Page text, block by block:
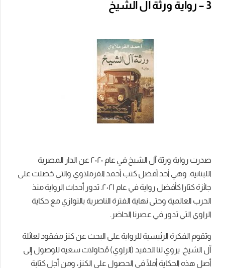
3 – رواية ورثة آل الشيخ
صدرت رواية ورثة آل الشيخ في عام ٢۰٢۰ عن الدار المصرية
اللبنانية. وهي أحد أفضل كتب أحمد القرملاوي والتي حَصلت على
جائزة كتارا كأفضل رواية في عام ٢۰٢١. تدور أحداث الرواية منذ
الحرب العالمية وحتى نهاية الفترة الناصرية بالتوازي مع حكاية
الراوي التي تدور في عصرنا الحاضر.
وتقوم الفكرة الرئيسية للرواية على البحث عن كنز مفقود لعائلة
آل الشيخ. يروي لنا الحفيد (الراوي) مُحاولات سعيه للوصول إلى
أصل هذه الحكاية أملًا في الحصول على الكنز، ومن أجل كتابة